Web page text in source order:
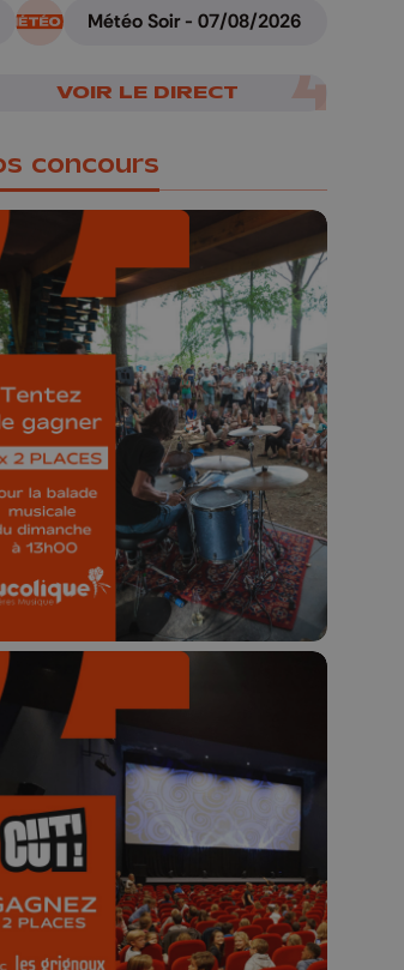
sur Whatsapp
A suivre
Météo Soir - 07/08/2026
VOIR LE DIRECT
concours
🎁 Gagnez 5x2
places pour le
Bucolique Ferrières
Festival 🌿🎶
Concours valable jusqu'au 9 août,
23h59.
🎬 Concours CUT x
Les Grignoux ✨
Concours permanent - 2 places à
gagner chaque semaine !